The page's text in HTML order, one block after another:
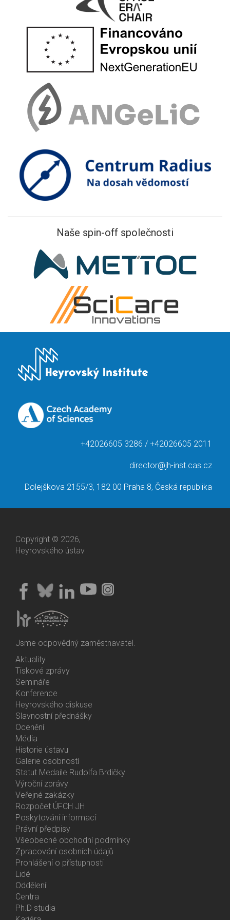
Naše spin-off společnosti
+42026605 3286 / +42026605 2011
director@jh-inst.cas.cz
Dolejškova 2155/3, 182 00 Praha 8, Česká republika
Copyright © 2026,
Heyrovského ústav
Jsme odpovědný zaměstnavatel.
Bottom
Menu
Activities
Aktuality
Tiskové zprávy
Semináře
Konference
Heyrovského diskuse
Slavnostní přednášky
Ocenění
Média
Historie ústavu
Galerie osobností
Statut Medaile Rudolfa Brdičky
Bottom
Menu
About
Us
Výroční zprávy
Veřejné zakázky
Rozpočet ÚFCH JH
Poskytování informací
Právní předpisy
Všeobecné obchodní podmínky
Zpracování osobních údajů
Prohlášení o přístupnosti
Bottom
Menu
Contacts
Lidé
Oddělení
Centra
Ph.D studia